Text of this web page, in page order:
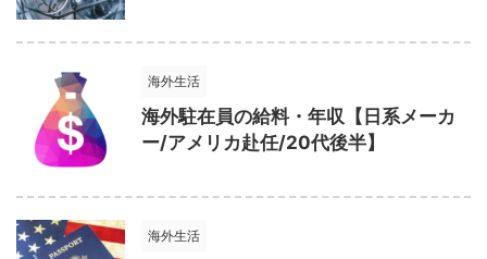
海外生活
海外駐在員の給料・年収【日系メーカ
ー/アメリカ赴任/20代後半】
海外生活